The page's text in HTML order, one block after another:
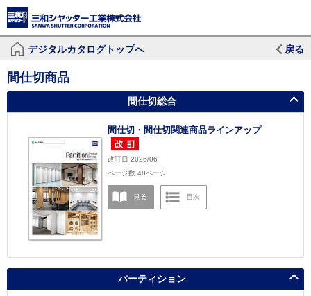
デジタルカタログトップへ 戻る
間仕切商品
間仕切総合
間仕切・間仕切関連商品ラインアップ
改訂日 2026/06
ページ数 48ページ
パーティション